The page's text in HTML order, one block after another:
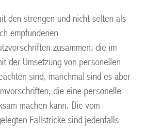
den strengen und nicht selten als
empfundenen
zusammen, die im
der Umsetzung von personellen
sind, manchmal sind es aber
die eine personelle
machen kann. Die vom
Fallstricke sind jedenfalls